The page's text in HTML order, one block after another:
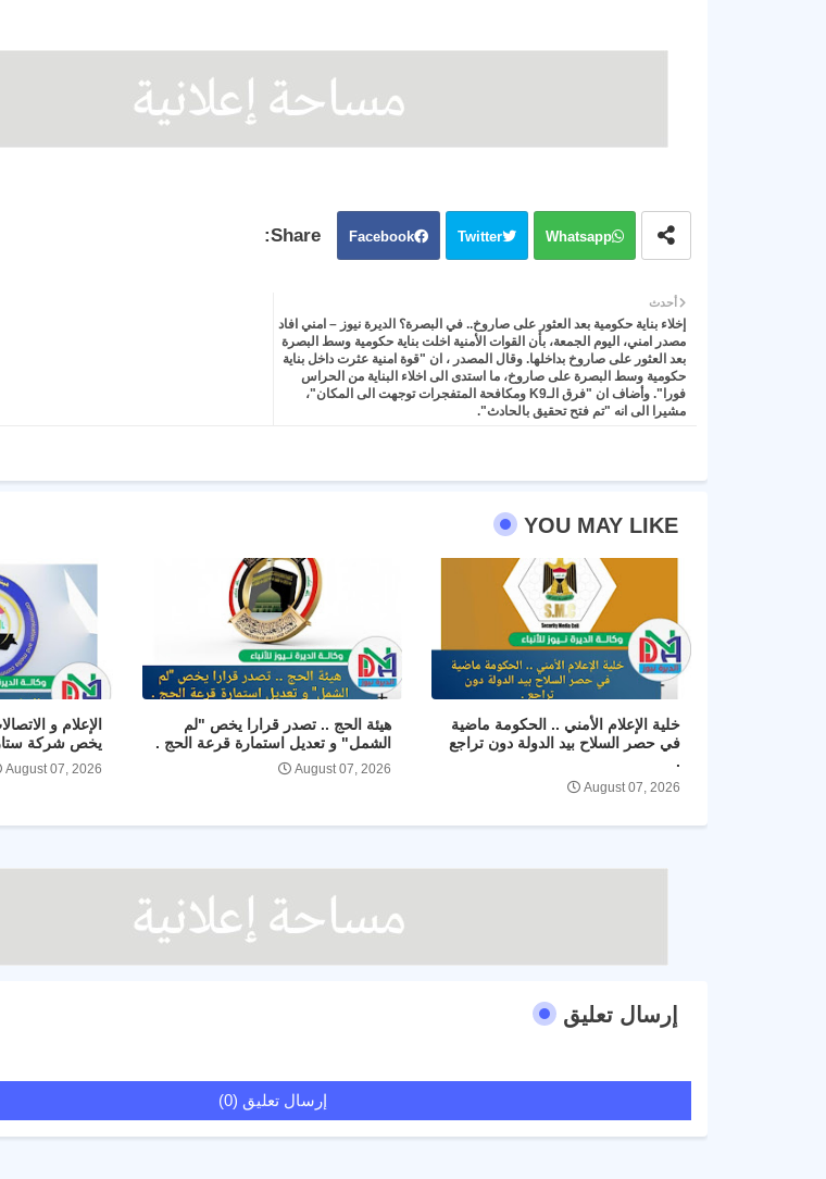
Facebook Twitter Whatsapp
أحدث
إخلاء بناية حكومية بعد العثور على صاروخ.. في البصرة؟ الديرة نيوز – امني افاد
مصدر امني، اليوم الجمعة، بأن القوات الأمنية اخلت بناية حكومية وسط البصرة
بعد العثور على صاروخ بداخلها. وقال المصدر ، ان "قوة امنية عثرت داخل بناية
حكومية وسط البصرة على صاروخ، ما استدى الى اخلاء البناية من الحراس
فورا". وأضاف ان "فرق الـK9 ومكافحة المتفجرات توجهت الى المكان"،
مشيرا الى انه "تم فتح تحقيق بالحادث".
YOU MAY LIKE
خلية الإعلام الأمني .. الحكومة ماضية
في حصر السلاح بيد الدولة دون تراجع
.
August 07, 2026
هيئة الحج .. تصدر قرارا يخص "لم
الشمل" و تعديل استمارة قرعة الحج .
August 07, 2026
الإعلام و
يخص شركة
August 07, 2026
إرسال تعليق
إرسال تعليق (0)